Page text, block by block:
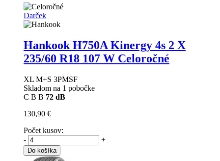
Darček
Hankook H750A Kinergy 4s 2 X
235/60 R18 107 W Celoročné
XL M+S 3PMSF
Skladom na 1 pobočke
C B B 72 dB
130,90 €
Počet kusov:
-
+
Do košíka